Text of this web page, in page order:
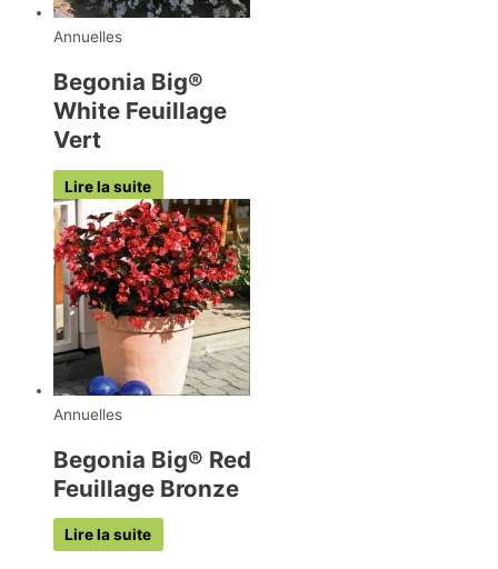
Annuelles
Begonia Big®
White Feuillage
Vert
Lire la suite
Annuelles
Begonia Big® Red
Feuillage Bronze
Lire la suite